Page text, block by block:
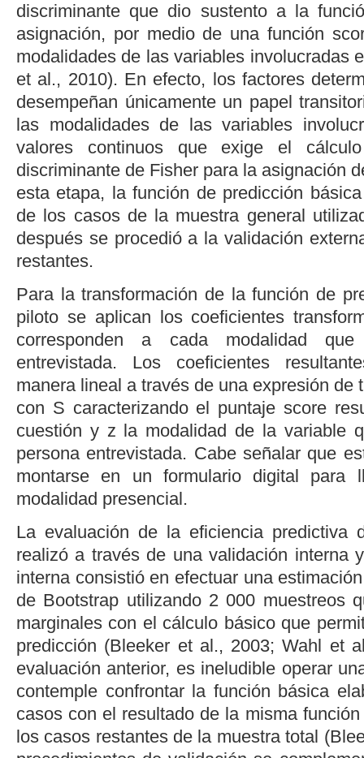
discriminante que dio sustento a la
asignación, por medio de una función
modalidades de las variables involucradas
et al., 2010). En efecto, los factores
desempeñan únicamente un papel
las modalidades de las variables
valores continuos que exige el
discriminante de Fisher para la asignación
esta etapa, la función de predicción
de los casos de la muestra general
después se procedió a la validación
restantes.
Para la transformación de la función de
piloto se aplican los coeficientes
corresponden a cada modalidad
entrevistada. Los coeficientes
manera lineal a través de una expresión de
con S caracterizando el puntaje score
cuestión y z la modalidad de la variable
persona entrevistada. Cabe señalar que
montarse en un formulario digital para
modalidad presencial.
La evaluación de la eficiencia predictiva
realizó a través de una validación interna
interna consistió en efectuar una
de Bootstrap utilizando 2 000 muestreos
marginales con el cálculo básico que
predicción (Bleeker et al., 2003;Wahl et
evaluación anterior, es ineludible operar
contemple confrontar la función básica
casos con el resultado de la misma
los casos restantes de la muestra total (